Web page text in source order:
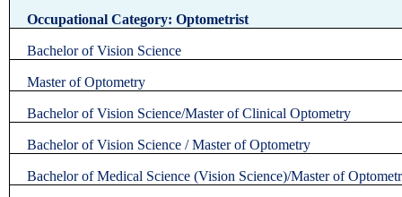
Occupational Category: Optometrist
Bachelor of Vision Science
Master of Optometry
Bachelor of Vision Science/Master of Clinical Optometry
Bachelor of Vision Science / Master of Optometry
Bachelor of Medical Science (Vision Science)/Master of